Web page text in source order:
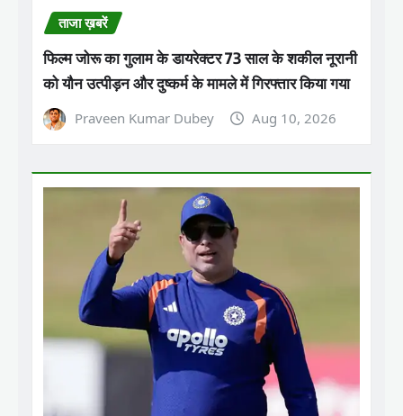
ताजा ख़बरें
फिल्म जोरू का गुलाम के डायरेक्टर 73 साल के शकील नूरानी
को यौन उत्पीड़न और दुष्कर्म के मामले में गिरफ्तार किया गया
Praveen Kumar Dubey Aug 10, 2026